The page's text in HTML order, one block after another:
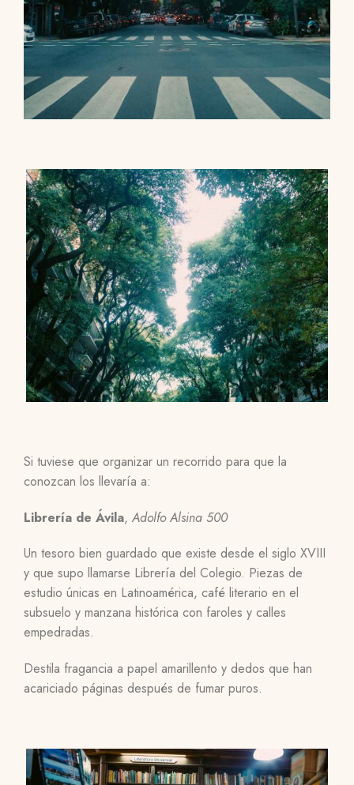
Si tuviese que organizar un recorrido para que la
conozcan los llevaría a:
Librería de Ávila, Adolfo Alsina 500
Un tesoro bien guardado que existe desde el siglo XVIII
y que supo llamarse Librería del Colegio. Piezas de
estudio únicas en Latinoamérica, café literario en el
subsuelo y manzana histórica con faroles y calles
empedradas.
Destila fragancia a papel amarillento y dedos que han
acariciado páginas después de fumar puros.